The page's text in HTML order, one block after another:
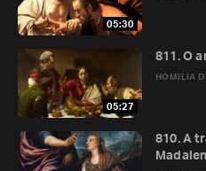
05:30
05:27
HOMILIA
811. O
810. A